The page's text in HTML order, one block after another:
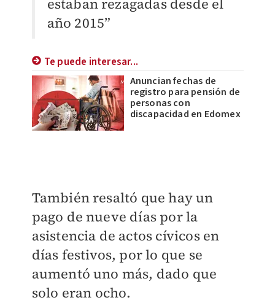
estaban rezagadas desde el
año 2015”
Te puede interesar...
Anuncian fechas de
registro para pensión de
personas con
discapacidad en Edomex
También resaltó que hay un
pago de nueve días por la
asistencia de actos cívicos en
días festivos, por lo que se
aumentó uno más, dado que
solo eran ocho.